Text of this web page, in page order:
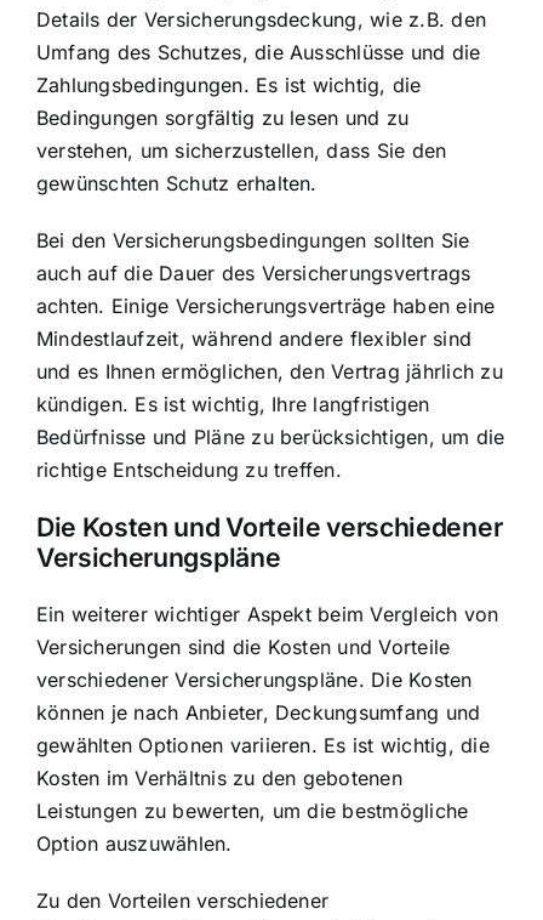
Details der Versicherungsdeckung, wie z.B. den
Umfang des Schutzes, die Ausschlüsse und die
Zahlungsbedingungen. Es ist wichtig, die
Bedingungen sorgfältig zu lesen und zu
verstehen, um sicherzustellen, dass Sie den
gewünschten Schutz erhalten.
Bei den Versicherungsbedingungen sollten Sie
auch auf die Dauer des Versicherungsvertrags
achten. Einige Versicherungsverträge haben eine
Mindestlaufzeit, während andere flexibler sind
und es Ihnen ermöglichen, den Vertrag jährlich zu
kündigen. Es ist wichtig, Ihre langfristigen
Bedürfnisse und Pläne zu berücksichtigen, um die
richtige Entscheidung zu treffen.
Die Kosten und Vorteile verschiedener
Versicherungspläne
Ein weiterer wichtiger Aspekt beim Vergleich von
Versicherungen sind die Kosten und Vorteile
verschiedener Versicherungspläne. Die Kosten
können je nach Anbieter, Deckungsumfang und
gewählten Optionen variieren. Es ist wichtig, die
Kosten im Verhältnis zu den gebotenen
Leistungen zu bewerten, um die bestmögliche
Option auszuwählen.
Zu den Vorteilen verschiedener